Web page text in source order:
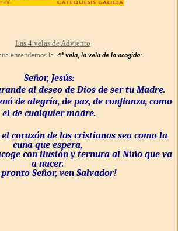
Las 4 velas de Adviento
encendemos la4ª vela, la vela de la acogida:
Señor, Jesús:
al deseo de Dios de ser tu Madre.
de alegría, de paz, de confianza, como
el de cualquier madre.
el corazón de los cristianos sea como la
cuna que espera,
con ilusión y ternura al Niño que va
a nacer.
pronto Señor, ven Salvador!